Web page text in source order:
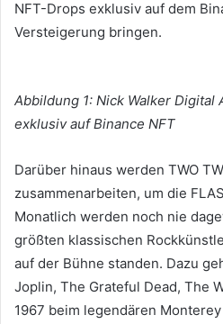
NFT-Drops exklusiv auf dem
Versteigerung bringen.
Abbildung 1: Nick Walker
exklusiv auf Binance NFT
Darüber hinaus werden TWO
zusammenarbeiten, um die
Monatlich werden noch nie
größten klassischen
auf der Bühne standen. Dazu
Joplin, The Grateful Dead, The
1967 beim legendären